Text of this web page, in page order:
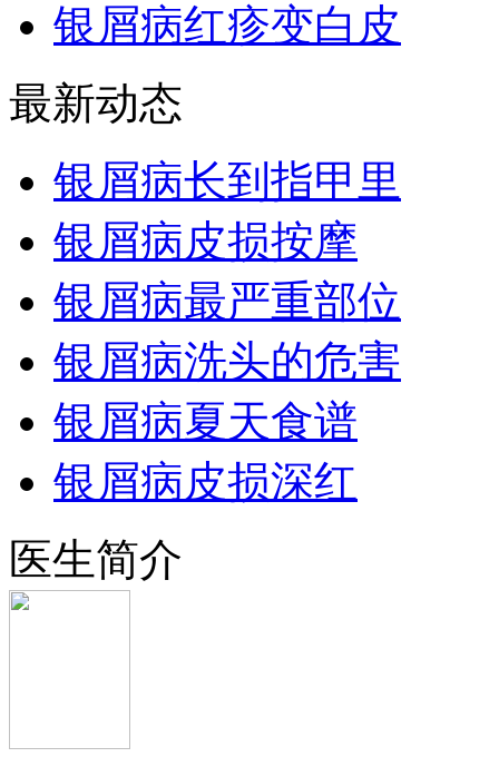
银屑病红疹变白皮
最新动态
银屑病长到指甲里
银屑病皮损按摩
银屑病最严重部位
银屑病洗头的危害
银屑病夏天食谱
银屑病皮损深红
医生简介